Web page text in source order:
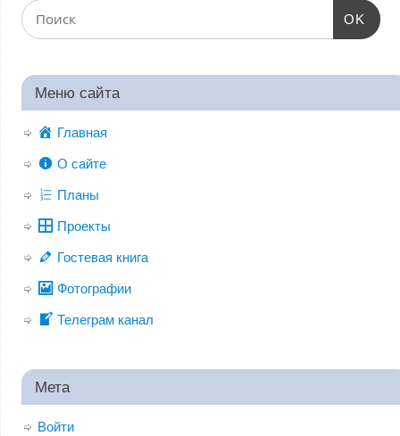
OK
Меню сайта
Главная
О сайте
Планы
Проекты
Гостевая книга
Фотографии
Телеграм канал
Мета
Войти